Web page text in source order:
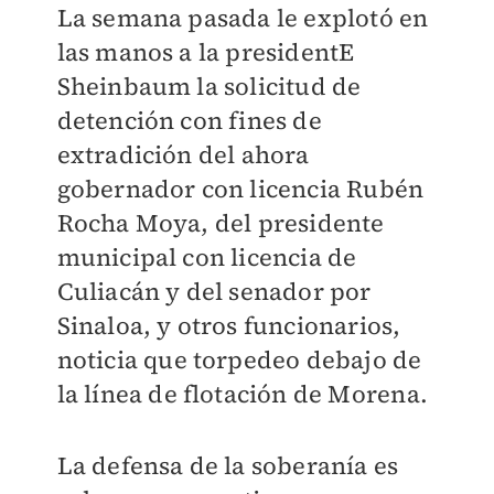
La semana pasada le explotó en
las manos a la presidentE
Sheinbaum la solicitud de
detención con fines de
extradición del ahora
gobernador con licencia Rubén
Rocha Moya, del presidente
municipal con licencia de
Culiacán y del senador por
Sinaloa, y otros funcionarios,
noticia que torpedeo debajo de
la línea de flotación de Morena.
La defensa de la soberanía es